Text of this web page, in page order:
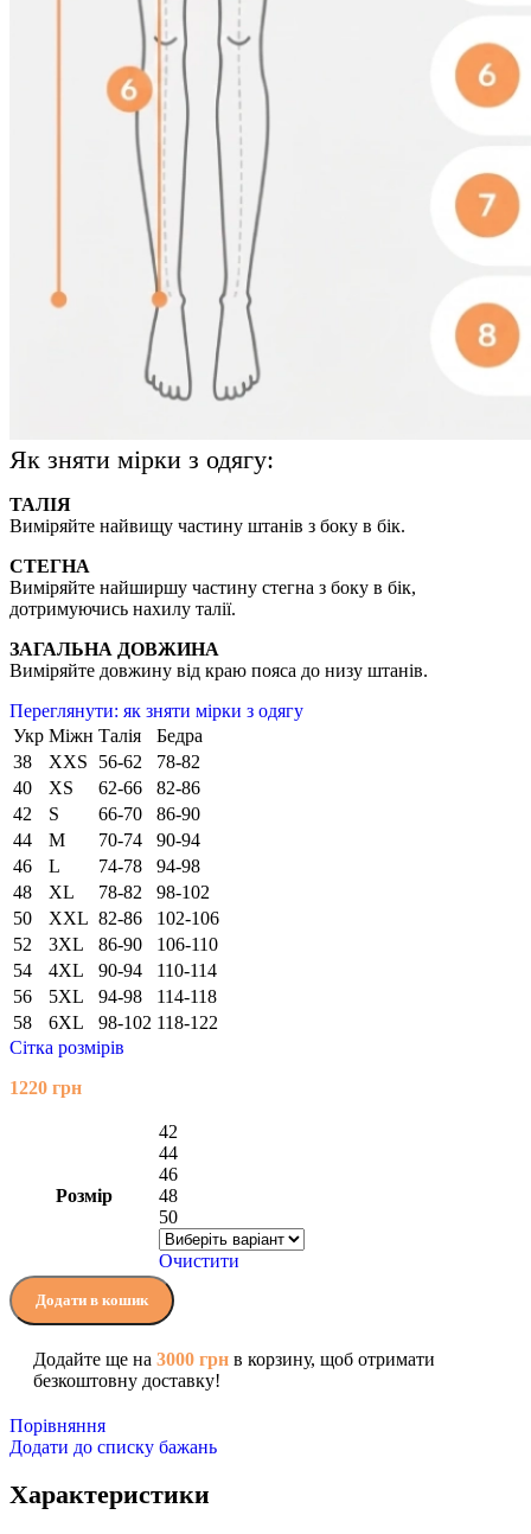
Як зняти мірки з одягу:
ТАЛІЯ
Виміряйте найвищу частину штанів з боку в бік.
СТЕГНА
Виміряйте найширшу частину стегна з боку в бік,
дотримуючись нахилу талії.
ЗАГАЛЬНА ДОВЖИНА
Виміряйте довжину від краю пояса до низу штанів.
Переглянути: як зняти мірки з одягу
Укр Міжн Талія
Бедра
38
XXS 56-62
78-82
40
XS 62-66
82-86
42
S 66-70
86-90
44
M 70-74
90-94
46
L 74-78
94-98
48
XL 78-82
98-102
50
XXL 82-86
102-106
52
3XL 86-90
106-110
54
4XL 90-94
110-114
56
5XL 94-98
114-118
58
6XL 98-102 118-122
Сітка розмірів
1220 грн
Розмір
42
44
46
48
50
Очистити
Додати в кошик
Додайте ще на 3000 грн в корзину, щоб отримати
безкоштовну доставку!
Порівняння
Додати до списку бажань
Характеристики